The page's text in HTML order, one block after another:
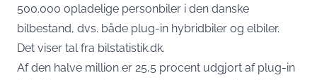
500.000 opladelige personbiler i den danske
bilbestand, dvs. både plug-in hybridbiler og elbiler.
Det viser tal fra bilstatistik.dk.
Af den halve million er 25,5 procent udgjort af plug-in